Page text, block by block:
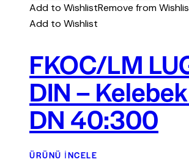
Add to WishlistRemove from
Add to Wishlist
FKOC/LM
DIN –
DN 40:300
ÜRÜNÜ İNCELE